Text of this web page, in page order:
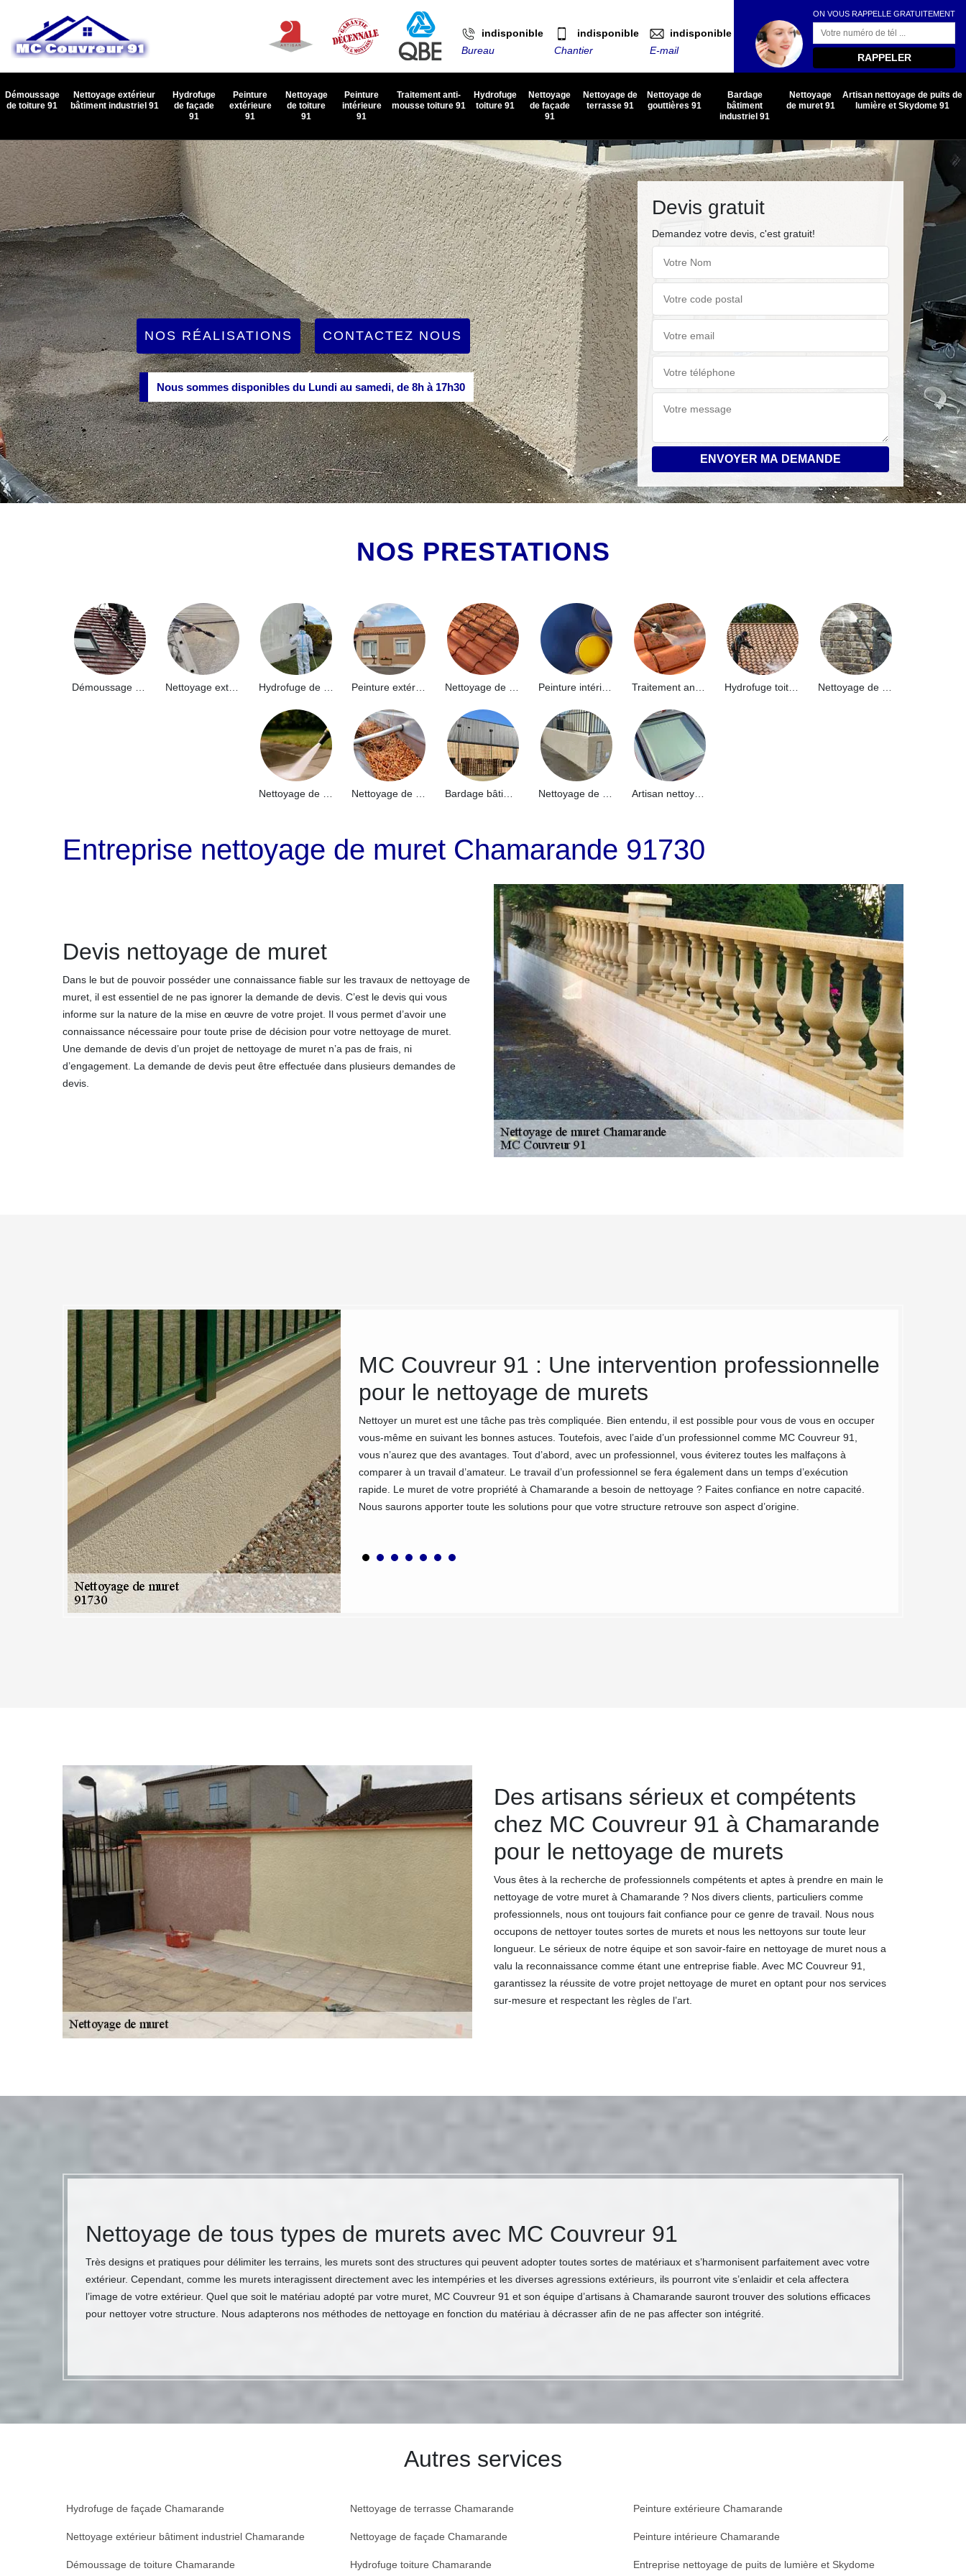
indisponible
Bureau
indisponible
Chantier
indisponible
E-mail
ON VOUS RAPPELLE GRATUITEMENT
Démoussage
de toiture 91
Nettoyage extérieur
bâtiment industriel 91
Hydrofuge
de façade
91
Peinture
extérieure
91
Nettoyage
de toiture
91
Peinture
intérieure
91
Traitement anti-
mousse toiture 91
Hydrofuge
toiture 91
Nettoyage
de façade
91
Nettoyage de
terrasse 91
Nettoyage de
gouttières 91
Bardage
bâtiment
industriel 91
Nettoyage
de muret 91
Artisan nettoyage de puits de
lumière et Skydome 91
NOS RÉALISATIONS CONTACTEZ NOUS
Nous sommes disponibles du Lundi au samedi, de 8h à 17h30
Devis gratuit
Demandez votre devis, c'est gratuit!
NOS PRESTATIONS
Nettoyage extérieur bâtiment industriel 91 Peinture intérieure 91
Artisan nettoyage de puits de lumière et Skydome 91
Entreprise nettoyage de muret Chamarande 91730
Devis nettoyage de muret
Dans le but de pouvoir posséder une connaissance fiable sur les travaux de nettoyage de
muret, il est essentiel de ne pas ignorer la demande de devis. C’est le devis qui vous
informe sur la nature de la mise en œuvre de votre projet. Il vous permet d’avoir une
connaissance nécessaire pour toute prise de décision pour votre nettoyage de muret.
Une demande de devis d’un projet de nettoyage de muret n’a pas de frais, ni
d’engagement. La demande de devis peut être effectuée dans plusieurs demandes de
devis.
de murets gratuits et sans
MC Couvreur 91
pour effectuer des travaux quelconques, la demande de devis est non
de muret avec MC Couvreur 91, vous êtes invité à remplir le
et en mentionnant vos requêtes. Nous tenons également à vous
vous ne serez engagez en rien en effectuant votre demande. Nous
de 24 heures, votre devis détaillé. Vous avez également la possibilité de
en appelant nos numéros à votre disposition sur le site.
MC Couvreur 91 : Une intervention professionnelle
pour le nettoyage de murets
Nettoyer un muret est une tâche pas très compliquée. Bien entendu, il est possible pour vous de vous en occuper
vous-même en suivant les bonnes astuces. Toutefois, avec l’aide d’un professionnel comme MC Couvreur 91,
vous n’aurez que des avantages. Tout d’abord, avec un professionnel, vous éviterez toutes les malfaçons à
comparer à un travail d’amateur. Le travail d’un professionnel se fera également dans un temps d’exécution
rapide. Le muret de votre propriété à Chamarande a besoin de nettoyage ? Faites confiance en notre capacité.
Nous saurons apporter toute les solutions pour que votre structure retrouve son aspect d’origine.
Des artisans sérieux et compétents
chez MC Couvreur 91 à Chamarande
pour le nettoyage de murets
Vous êtes à la recherche de professionnels compétents et aptes à prendre en main le
nettoyage de votre muret à Chamarande ? Nos divers clients, particuliers comme
professionnels, nous ont toujours fait confiance pour ce genre de travail. Nous nous
occupons de nettoyer toutes sortes de murets et nous les nettoyons sur toute leur
longueur. Le sérieux de notre équipe et son savoir-faire en nettoyage de muret nous a
valu la reconnaissance comme étant une entreprise fiable. Avec MC Couvreur 91,
garantissez la réussite de votre projet nettoyage de muret en optant pour nos services
sur-mesure et respectant les règles de l’art.
Nettoyage de tous types de murets avec MC Couvreur 91
Très designs et pratiques pour délimiter les terrains, les murets sont des structures qui peuvent adopter toutes sortes de matériaux et s’harmonisent parfaitement avec votre
extérieur. Cependant, comme les murets interagissent directement avec les intempéries et les diverses agressions extérieurs, ils pourront vite s’enlaidir et cela affectera
l’image de votre extérieur. Quel que soit le matériau adopté par votre muret, MC Couvreur 91 et son équipe d’artisans à Chamarande sauront trouver des solutions efficaces
pour nettoyer votre structure. Nous adapterons nos méthodes de nettoyage en fonction du matériau à décrasser afin de ne pas affecter son intégrité.
Autres services
Hydrofuge de façade Chamarande
Nettoyage extérieur bâtiment industriel Chamarande
Démoussage de toiture Chamarande
Nettoyage de terrasse Chamarande
Nettoyage de façade Chamarande
Hydrofuge toiture Chamarande
Peinture extérieure Chamarande
Peinture intérieure Chamarande
Entreprise nettoyage de puits de lumière et Skydome